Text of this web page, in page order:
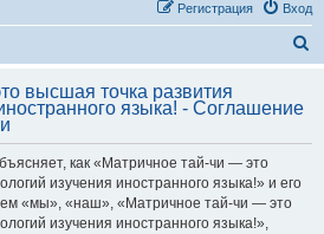
Вход
Регистрация
высшая точка развития
языка! - Соглашение
как «Матричное тай-чи — это
изучения иностранного языка!» и его
«мы», «наш», «Матричное тай-чи — это
изучения иностранного языка!»,